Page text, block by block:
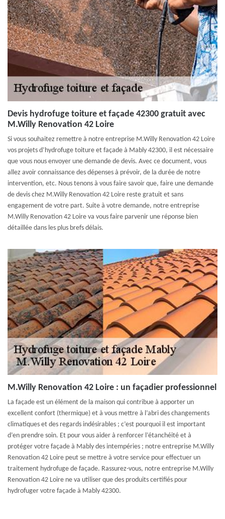
Devis hydrofuge toiture et façade 42300 gratuit avec
M.Willy Renovation 42 Loire
Si vous souhaitez remettre à notre entreprise M.Willy Renovation 42 Loire
vos projets d’hydrofuge toiture et façade à Mably 42300, il est nécessaire
que vous nous envoyer une demande de devis. Avec ce document, vous
allez avoir connaissance des dépenses à prévoir, de la durée de notre
intervention, etc. Nous tenons à vous faire savoir que, faire une demande
de devis chez M.Willy Renovation 42 Loire reste gratuit et sans
engagement de votre part. Suite à votre demande, notre entreprise
M.Willy Renovation 42 Loire va vous faire parvenir une réponse bien
détaillée dans les plus brefs délais.
M.Willy Renovation 42 Loire : un façadier professionnel
La façade est un élément de la maison qui contribue à apporter un
excellent confort (thermique) et à vous mettre à l’abri des changements
climatiques et des regards indésirables ; c’est pourquoi il est important
d’en prendre soin. Et pour vous aider à renforcer l’étanchéité et à
protéger votre façade à Mably des intempéries ; notre entreprise M.Willy
Renovation 42 Loire peut se mettre à votre service pour effectuer un
traitement hydrofuge de façade. Rassurez-vous, notre entreprise M.Willy
Renovation 42 Loire ne va utiliser que des produits certifiés pour
hydrofuger votre façade à Mably 42300.